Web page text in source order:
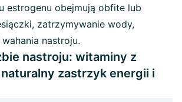
estrogenu obejmują obfite lub
zatrzymywanie wody,
nastroju.
nastroju: witaminy z
zastrzyk energii i